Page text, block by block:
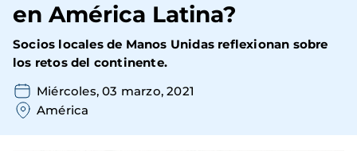
en América Latina?
Socios locales de Manos Unidas reflexionan sobre
los retos del continente.
Miércoles, 03 marzo, 2021
América